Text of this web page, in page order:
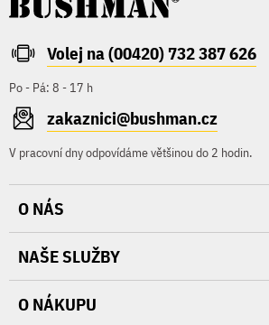
Volej na (00420) 732 387 626
Po - Pá: 8 - 17 h
zakaznici@bushman.cz
V pracovní dny odpovídáme většinou do 2 hodin.
O NÁS
NAŠE SLUŽBY
O NÁKUPU